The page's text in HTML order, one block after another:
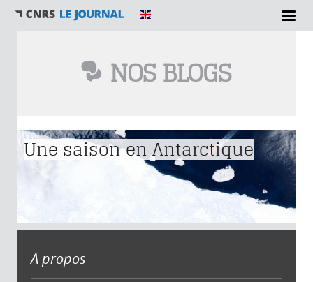
NOS BLOGS
Vous êtes ici
Une saison en Antarctique
A propos